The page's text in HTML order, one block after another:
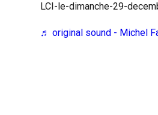
LCI-le-dimanche-29-
♬ original sound - Michel